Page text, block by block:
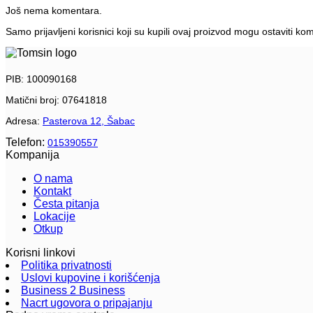
Još nema komentara.
Samo prijavljeni korisnici koji su kupili ovaj proizvod mogu ostaviti
PIB: 100090168
Matični broj: 07641818
Adresa: Pasterova 12, Šabac
Telefon: 015390557
Kompanija
O nama
Kontakt
Česta pitanja
Lokacije
Otkup
Korisni linkovi
Politika privatnosti
Uslovi kupovine i korišćenja
Business 2 Business
Nacrt ugovora o pripajanju